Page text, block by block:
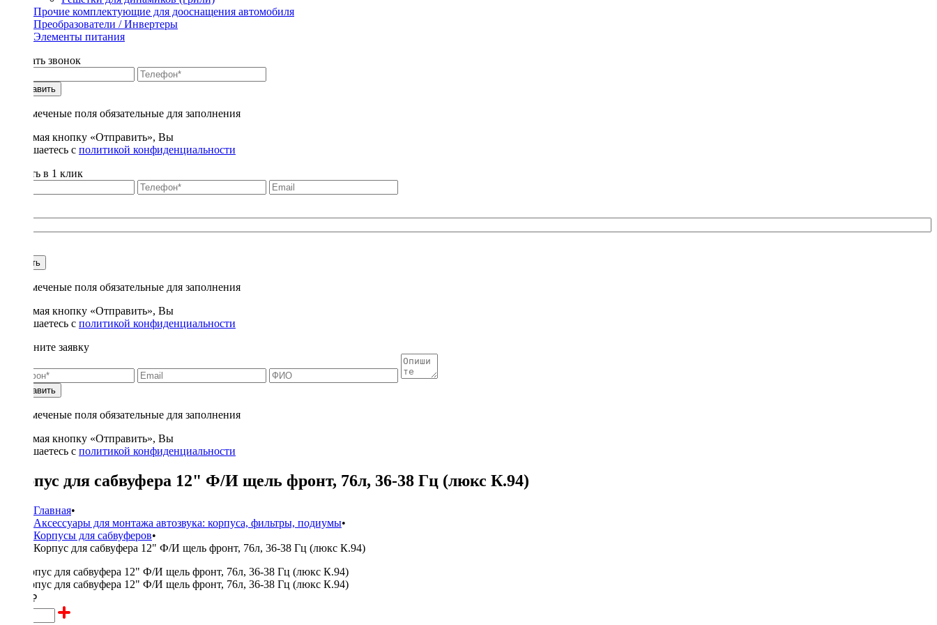
Прочие комплектующие для дооснащения автомобиля
Преобразователи / Инвертеры
Элементы питания
Заказать звонок
Отправить
* - отмеченые поля обязательные для заполнения
Нажимая кнопку «Отправить», Вы
соглашаетесь с политикой конфиденциальности
Купить в 1 клик
Купить
* - отмеченые поля обязательные для заполнения
Нажимая кнопку «Отправить», Вы
соглашаетесь с политикой конфиденциальности
Заполните заявку
Отправить
* - отмеченые поля обязательные для заполнения
Нажимая кнопку «Отправить», Вы
соглашаетесь с политикой конфиденциальности
Корпус для сабвуфера 12" Ф/И щель фронт, 76л, 36-38 Гц (люкс К.94)
Главная•
Аксессуары для монтажа автозвука: корпуса, фильтры, подиумы•
Корпусы для сабвуферов•
Корпус для сабвуфера 12" Ф/И щель фронт, 76л, 36-38 Гц (люкс К.94)
6000 ₽